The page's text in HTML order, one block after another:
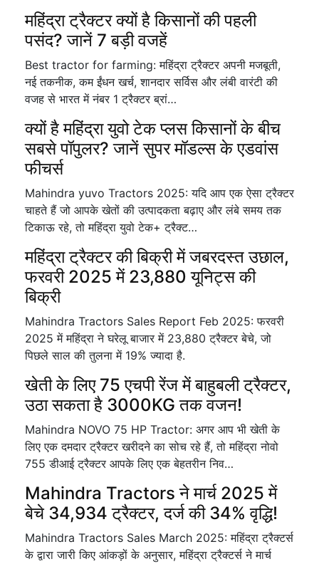
महिंद्रा ट्रैक्टर क्यों है किसानों की पहली
पसंद? जानें 7 बड़ी वजहें
Best tractor for farming: महिंद्रा ट्रैक्टर अपनी मजबूती,
नई तकनीक, कम ईंधन खर्च, शानदार सर्विस और लंबी वारंटी की
वजह से भारत में नंबर 1 ट्रैक्टर ब्रां…
क्यों है महिंद्रा युवो टेक प्लस किसानों के बीच
सबसे पॉपुलर? जानें सुपर मॉडल्स के एडवांस
फीचर्स
Mahindra yuvo Tractors 2025: यदि आप एक ऐसा ट्रैक्टर
चाहते हैं जो आपके खेतों की उत्पादकता बढ़ाए और लंबे समय तक
टिकाऊ रहे, तो महिंद्रा युवो टेक+ ट्रैक्ट…
महिंद्रा ट्रैक्टर की बिक्री में जबरदस्त उछाल,
फरवरी 2025 में 23,880 यूनिट्स की
बिक्री
Mahindra Tractors Sales Report Feb 2025: फरवरी
2025 में महिंद्रा ने घरेलू बाजार में 23,880 ट्रैक्टर बेचे, जो
पिछले साल की तुलना में 19% ज्यादा है.
खेती के लिए 75 एचपी रेंज में बाहुबली ट्रैक्टर,
उठा सकता है 3000KG तक वजन!
Mahindra NOVO 75 HP Tractor: अगर आप भी खेती के
लिए एक दमदार ट्रैक्टर खरीदने का सोच रहे हैं, तो महिंद्रा नोवो
755 डीआई ट्रैक्टर आपके लिए एक बेहतरीन निव…
Mahindra Tractors ने मार्च 2025 में
बेचे 34,934 ट्रैक्टर, दर्ज की 34% वृद्धि!
Mahindra Tractors Sales March 2025: महिंद्रा ट्रैक्टर्स
के द्वारा जारी किए आंकड़ों के अनुसार, महिंद्रा ट्रैक्टर्स ने मार्च